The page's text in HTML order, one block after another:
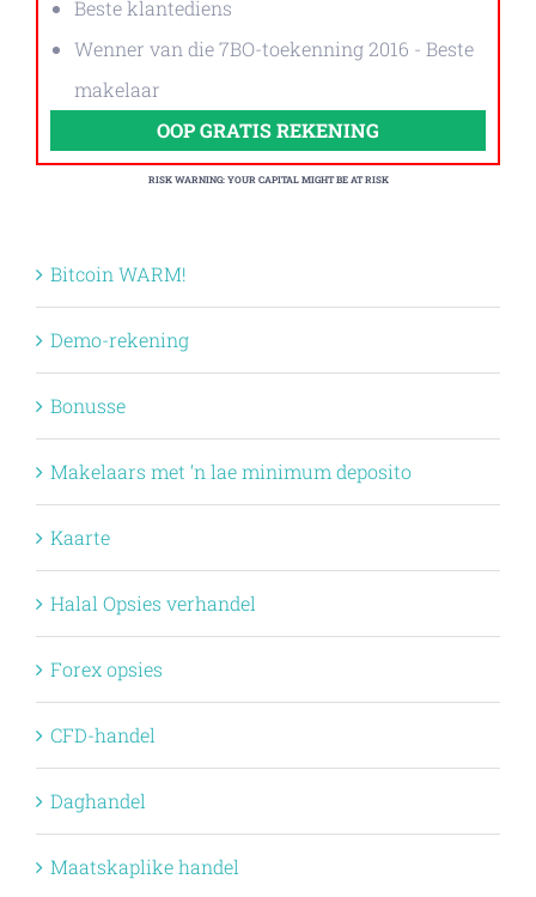
Beste klantediens
Wenner van die 7BO-toekenning 2016 - Beste
makelaar
OOP GRATIS REKENING
RISK WARNING: YOUR CAPITAL MIGHT BE AT RISK
Bitcoin WARM!
Demo-rekening
Bonusse
Makelaars met ‘n lae minimum deposito
Kaarte
Halal Opsies verhandel
Forex opsies
CFD-handel
Daghandel
Maatskaplike handel